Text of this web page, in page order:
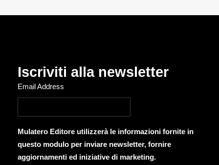
Iscriviti alla newsletter
Email Address
Mulatero Editore utilizzerà le informazioni fornite in
questo modulo per inviare newsletter, fornire
aggiornamenti ed iniziative di marketing.